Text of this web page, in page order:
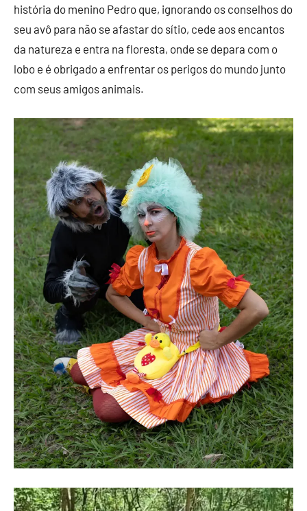
história do menino Pedro que, ignorando os conselhos do
seu avô para não se afastar do sítio, cede aos encantos
da natureza e entra na floresta, onde se depara com o
lobo e é obrigado a enfrentar os perigos do mundo junto
com seus amigos animais.